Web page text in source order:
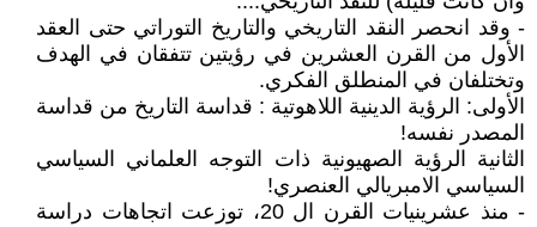
- وقد انحصر النقد التاريخي والتاريخ التوراتي حتى العقد
الأول من القرن العشرين في رؤيتين تتفقان في الهدف
وتختلفان في المنطلق الفكري.
الأولى: الرؤية الدينية اللاهوتية : قداسة التاريخ من قداسة
المصدر نفسه!
الثانية الرؤية الصهيونية ذات التوجه العلماني السياسي
السياسي الامبريالي العنصري!
- منذ عشرينيات القرن ال 20، توزعت اتجاهات دراسة